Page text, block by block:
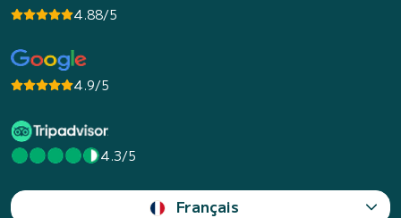
4.88/5
4.9/5
4.3/5
Français